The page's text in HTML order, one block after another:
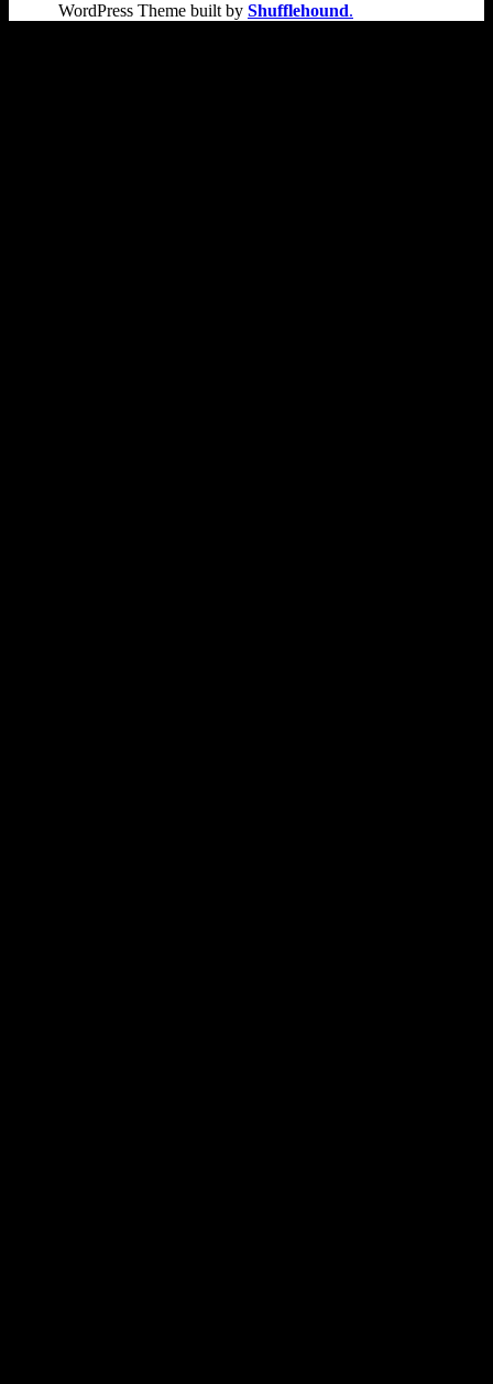
WordPress Theme built by Shufflehound.